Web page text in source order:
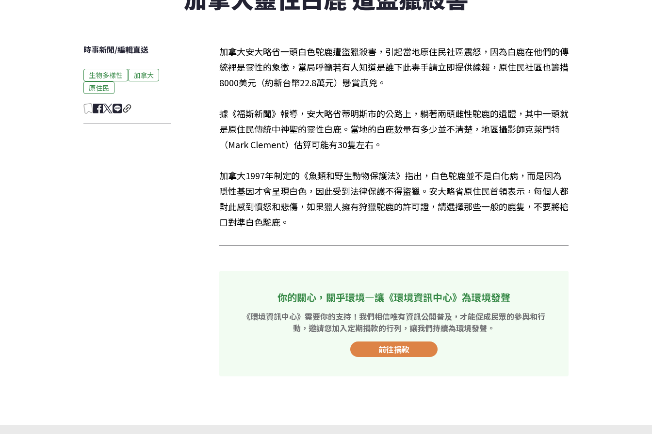
時事新聞/編輯直送
生物多樣性
加拿大
原住民
加拿大安大略省一頭白色駝鹿遭盜獵殺害，引起當地原住民社區震怒，因為白鹿在他們的傳
統裡是靈性的象徵，當局呼籲若有人知道是誰下此毒手請立即提供線報，原住民社區也籌措
8000美元（約新台幣22.8萬元）懸賞真兇。
據《福斯新聞》報導，安大略省蒂明斯市的公路上，躺著兩頭雌性駝鹿的遺體，其中一頭就
是原住民傳統中神聖的靈性白鹿。當地的白鹿數量有多少並不清楚，地區攝影師克萊門特
（Mark Clement）估算可能有30隻左右。
加拿大1997年制定的《魚類和野生動物保護法》指出，白色駝鹿並不是白化病，而是因為
隱性基因才會呈現白色，因此受到法律保護不得盜獵。安大略省原住民首領表示，每個人都
對此感到憤怒和悲傷，如果獵人擁有狩獵駝鹿的許可證，請選擇那些一般的鹿隻，不要將槍
口對準白色駝鹿。
你的關心，關乎環境—讓《環境資訊中心》為環境發聲
《環境資訊中心》需要你的支持！我們相信唯有資訊公開普及，才能促成民眾的參與和行
動，邀請您加入定期捐款的行列，讓我們持續為環境發聲。
前往捐款